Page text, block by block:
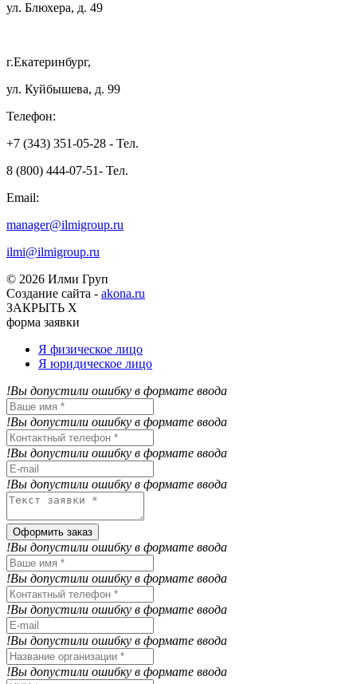
ул. Блюхера, д. 49
г.Екатеринбург,
ул. Куйбышева, д. 99
Телефон:
+7 (343) 351-05-28 - Тел.
8 (800) 444-07-51- Тел.
Email:
manager@ilmigroup.ru
ilmi@ilmigroup.ru
© 2026 Илми Груп
Создание сайта - akona.ru
ЗАКРЫТЬ Х
форма заявки
Я физическое лицо
Я юридическое лицо
!Вы допустили ошибку в формате ввода
!Вы допустили ошибку в формате ввода
!Вы допустили ошибку в формате ввода
!Вы допустили ошибку в формате ввода
Оформить заказ
!Вы допустили ошибку в формате ввода
!Вы допустили ошибку в формате ввода
!Вы допустили ошибку в формате ввода
!Вы допустили ошибку в формате ввода
!Вы допустили ошибку в формате ввода